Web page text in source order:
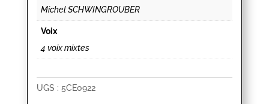
Michel SCHWINGROUBER
Voix
4 voix mixtes
UGS : 5CE0922